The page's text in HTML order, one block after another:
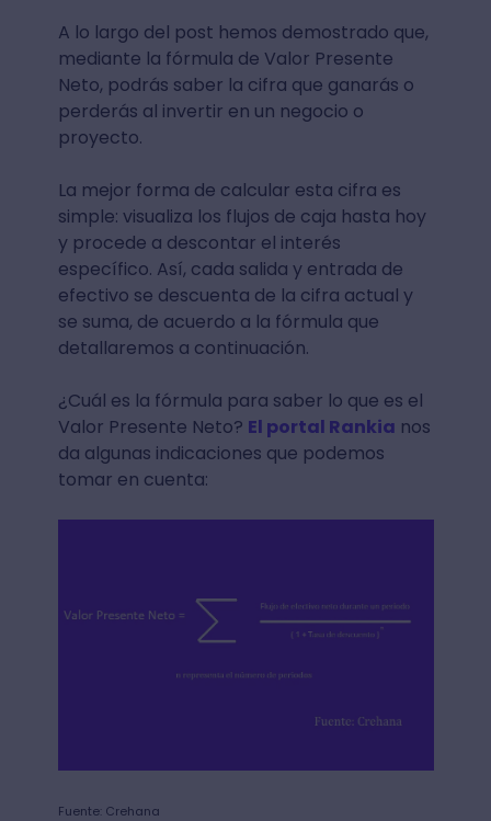
A lo largo del post hemos demostrado que,
mediante la fórmula de Valor Presente
Neto, podrás saber la cifra que ganarás o
perderás al invertir en un negocio o
proyecto.
La mejor forma de calcular esta cifra es
simple: visualiza los flujos de caja hasta hoy
y procede a descontar el interés
específico. Así, cada salida y entrada de
efectivo se descuenta de la cifra actual y
se suma, de acuerdo a la fórmula que
detallaremos a continuación.
¿Cuál es la fórmula para saber lo que es el
Valor Presente Neto? El portal Rankia nos
da algunas indicaciones que podemos
tomar en cuenta:
Fuente: Crehana